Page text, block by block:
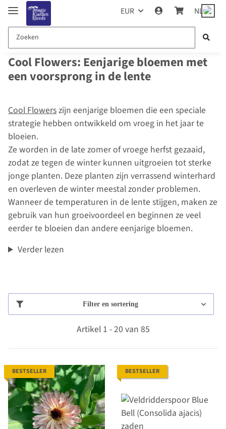
EUR NL
Cool Flowers: Eenjarige bloemen met
een voorsprong in de lente
Cool Flowerszijn eenjarige bloemen die een speciale
strategie hebben ontwikkeld om vroeg in het jaar te
bloeien.
Ze worden in de late zomer of vroege herfst gezaaid,
zodat ze tegen de winter kunnen uitgroeien tot sterke
jonge planten. Deze planten zijn verrassend winterhard
en overleven de winter meestal zonder problemen.
Wanneer de temperaturen in de lente stijgen, maken ze
gebruik van hun groeivoordeel en beginnen ze veel
eerder te bloeien dan andere eenjarige bloemen.
Verder lezen
Filter en sortering
Artikel 1 - 20 van 85
BESTSELLER BESTSELLER